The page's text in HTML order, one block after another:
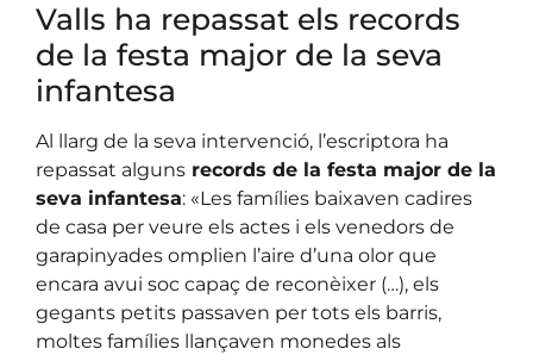
Valls ha repassat els records
de la festa major de la seva
infantesa
Al llarg de la seva intervenció, l’escriptora ha
repassat alguns records de la festa major de la
seva infantesa: «Les famílies baixaven cadires
de casa per veure els actes i els venedors de
garapinyades omplien l’aire d’una olor que
encara avui soc capaç de reconèixer (…), els
gegants petits passaven per tots els barris,
moltes famílies llançaven monedes als